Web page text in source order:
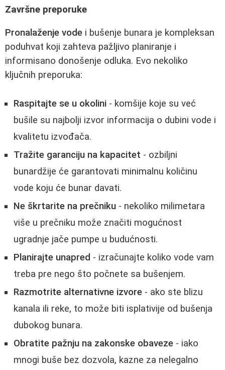
Završne preporuke
Pronalaženje vode i bušenje bunara je kompleksan
poduhvat koji zahteva pažljivo planiranje i
informisano donošenje odluka. Evo nekoliko
ključnih preporuka:
Raspitajte se u okolini - komšije koje su već
bušile su najbolji izvor informacija o dubini vode i
kvalitetu izvođača.
Tražite garanciju na kapacitet - ozbiljni
bunardžije će garantovati minimalnu količinu
vode koju će bunar davati.
Ne škrtarite na prečniku - nekoliko milimetara
više u prečniku može značiti mogućnost
ugradnje jače pumpe u budućnosti.
Planirajte unapred - izračunajte koliko vode vam
treba pre nego što počnete sa bušenjem.
Razmotrite alternativne izvore - ako ste blizu
kanala ili reke, to može biti isplativije od bušenja
dubokog bunara.
Obratite pažnju na zakonske obaveze - iako
mnogi buše bez dozvola, kazne za nelegalno